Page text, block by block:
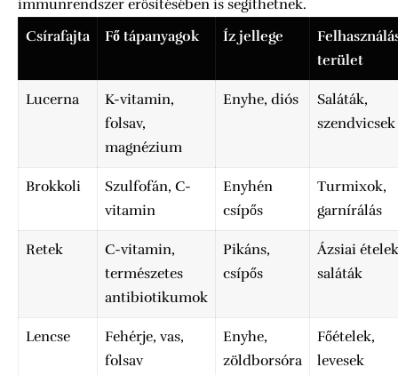
immunrendszer erősítésében is segíthetnek.
Csírafajta
Fő tápanyagok Íz jellege
terület
Lucerna
K-vitamin,
folsav,
magnézium
Enyhe, diós
Saláták,
szendvicsek
Brokkoli
Szulfofán, C-
vitamin
Enyhén
csípős
Turmixok,
garnírálás
Retek
C-vitamin,
természetes
antibiotikumok
Pikáns,
csípős
Ázsiai
saláták
Lencse
Fehérje, vas,
folsav
Enyhe,
zöldborsóra
Főételek,
levesek